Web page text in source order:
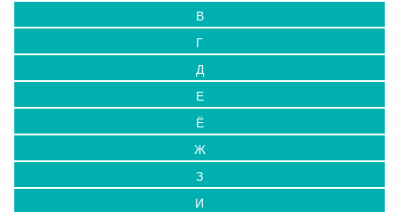
В
Г
Д
Е
Ё
Ж
З
И